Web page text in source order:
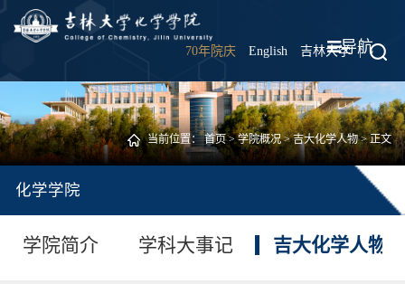
70年院庆 English 吉林大学 |
导航
当前位置：首页>学院概况>吉大化学人物> 正文
化学学院
学院简介 学科大事记 吉大化学人物